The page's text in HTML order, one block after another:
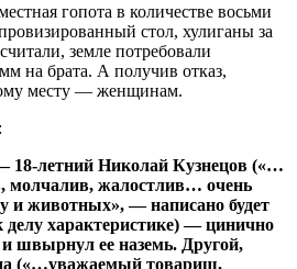
гопота в количестве восьми
стол, хулиганы за
земле потребовали
на брата. А получив отказ,
месту — женщинам.
18-летний Николай Кузнецов («…
молчалив, жалостлив… очень
и животных», — написано будет
характеристике) — цинично
швырнул ее наземь. Другой,
(«…уважаемый товарищ,